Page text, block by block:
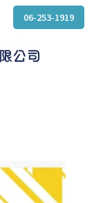
06-253-1919